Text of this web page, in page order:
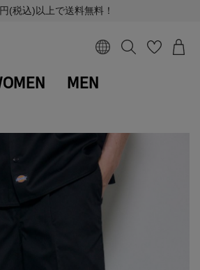
(税込)以上で送料無料！
MEN